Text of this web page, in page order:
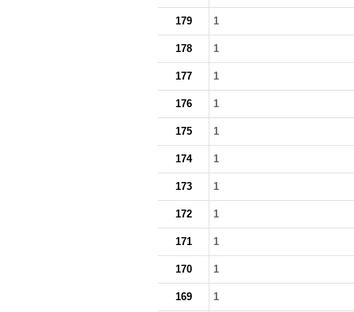
179 1
178 1
177 1
176 1
175 1
174 1
173 1
172 1
171 1
170 1
169 1